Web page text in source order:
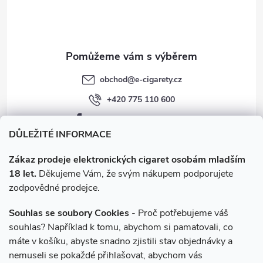
DŮLEŽITÉ INFORMACE
Zákaz prodeje elektronických cigaret osobám mladším
18 let. Děkujeme Vám, že svým nákupem podporujete
zodpovědné prodejce.
Souhlas se soubory Cookies - Proč potřebujeme váš
souhlas? Například k tomu, abychom si pamatovali, co
máte v košíku, abyste snadno zjistili stav objednávky a
nemuseli se pokaždé přihlašovat, abychom vás
obchod@e-cigarety.cz
+420 775 110 600
facebook.com/e-cigarety.cz
Instagram